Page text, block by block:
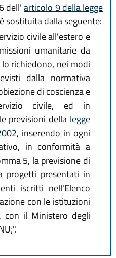
dell'articolo 9 della legge
è sostituita dalla seguente:
civile all'estero e
umanitarie da
richiedono, nei modi
dalla normativa
di coscienza e
civile, ed in
previsioni della legge
, inserendo in ogni
in conformità a
5, la previsione di
progetti presentati in
iscritti nell'Elenco
con le istituzioni
con il Ministero degli